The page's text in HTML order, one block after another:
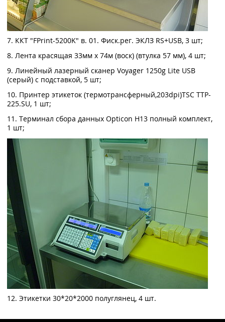
7. ККТ "FPrint-5200K" в. 01. Фиск.рег. ЭКЛЗ RS+USB, 3 шт;
8. Лента красящая 33мм х 74м (воск) (втулка 57 мм), 4 шт;
9. Линейный лазерный сканер Voyager 1250g Lite USB
(серый) с подставкой, 5 шт;
10. Принтер этикеток (термотрансферный,203dpi)TSC TTP-
225.SU, 1 шт;
11. Терминал сбора данных Opticon H13 полный комплект,
1 шт;
12. Этикетки 30*20*2000 полуглянец, 4 шт.